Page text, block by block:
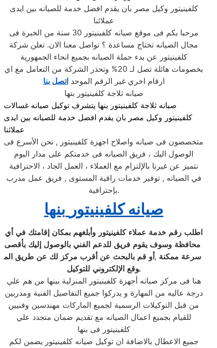
كلفينيتور وكيل مصر بان يقدم افضل خدمة للصيانه بين ايدى
عملائنا
مرحبا بكم فى موقع صيانه كلفينيتور 30 سنة من الخبرة فى
مجال الصيانه تحتاج مساعدة ؟ تواصل معنا الان. تعلن شركة
كلفينيتور عن بدء حملة الصيانه بجميع انحاء الجمهورية
بخصومات هائلة تصل لـ 20% وتحذر الشركة من التعامل مع اي
ارقام اخري غير الرقم الموحداتصل بنا
صيانه ثلاجة كلفينيتور بنها
صيانه ثلاجة كلفينيتور بنها يتشرف توكيل صيانه غسالات
كلفينيتور وكيل مصر بان يقدم افضل خدمة للصيانه بين ايدى
عملائنا
متخصصون فى صيانه واصلاح اجهزة كلفينيتور , نحن الأسرع فى
الوصول اليك ، فريق الصيانه فى خدمتكم على مدار اليوم
نتميز عن غيرنا بالإلتزام مع العملاء ، العمل الجاد ، الاحترافية
في الصيانه , توفير خدمات راقية المستوى , فريق عمل مدرب
بإحترافية.
صيانهكلفينيتور بنها
اطلب رقم خدمة عملاء كلفينيتور وأبلغهم بمكان إقامتك في أي
محافظة وسوف يقوم فريق للدعم الفني بالوصول إليك بأقصى
سرعة ممكنة ,أو قم بالبحث عن أقرب مركز لك عن طريق الم
وقع الإلكتروني للتوكيل
.
هنا فى مركز صيانه أجهزة كلفينيتور المنزلية ببنها من هم علي
درجة عاليه من المهارة و يدركوا جميع التفاصيل الفنية ومدربين
من قبل التوكيلات الرسمية لجميع الماركات مهندسين وفنيين
للقيام بجميع اعمال الصيانه مع تقديم ضمان متجدد علي
كلفينيتور فى بنها
جميع الاعطال بالاضافة ان توكيل صيانه كلفينيتور يضمن لكم